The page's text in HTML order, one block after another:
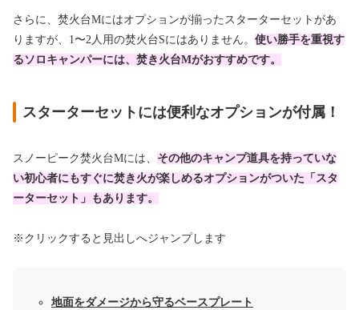
さらに、焚火台Mにはオプションが揃ったスターターセットがあ
りますが、1〜2人用の焚火台Sにはありません。 使い勝手を重視す
るソロキャンパーには、焚き火台Mがおすすめです。
スターターセットには便利なオプションが付属！
スノーピーク焚火台Mには、 その他のキャンプ道具を持っていな
い初心者にもすぐに焚き火が楽しめるオプションがついた「スタ
ーターセット」もあります。
※クリックすると見出しへジャンプします
地面をダメージから守るベースプレート